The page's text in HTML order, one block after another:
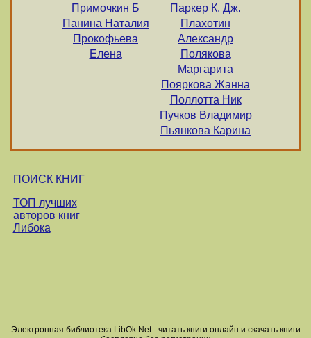
Примочкин Б
Панина Наталия
Прокофьева
Елена
Паркер К. Дж.
Плахотин
Александр
Полякова
Маргарита
Пояркова Жанна
Поллотта Ник
Пучков Владимир
Пьянкова Карина
ПОИСК КНИГ
ТОП лучших
авторов книг
Либока
Электронная библиотека LibOk.Net - читать книги онлайн и скачать книги